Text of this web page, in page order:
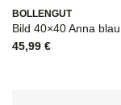
BOLLENGUT
Bild 40×40 Anna blau
45,99 €